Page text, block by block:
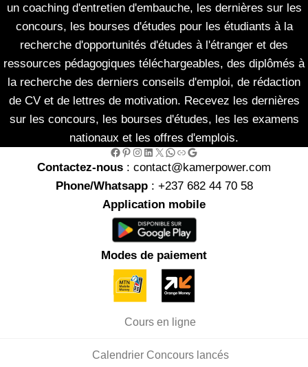
un coaching d'entretien d'embauche, les dernières sur les
concours, les bourses d'études pour les étudiants à la
recherche d'opportunités d'études à l'étranger et des
ressources pédagogiques téléchargeables, des diplômés à
la recherche des derniers conseils d'emploi, de rédaction
de CV et de lettres de motivation. Recevez les dernières
sur les concours, les bourses d'études, les les examens
nationaux et les offres d'emplois.
Facebook Pinterest InstagramLinkedIn X WhatsApp Link Google
Contactez-nous : contact@kamerpower.com
Phone/Whatsapp: +237 682 44 70 58
Application mobile
Modes de paiement
Cours en ligne
Calendrier Concours lancés